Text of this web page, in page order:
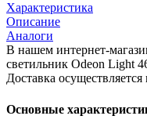
Характеристика
Описание
Аналоги
В нашем интернет-
светильник Odeon Light
Доставка
Основные